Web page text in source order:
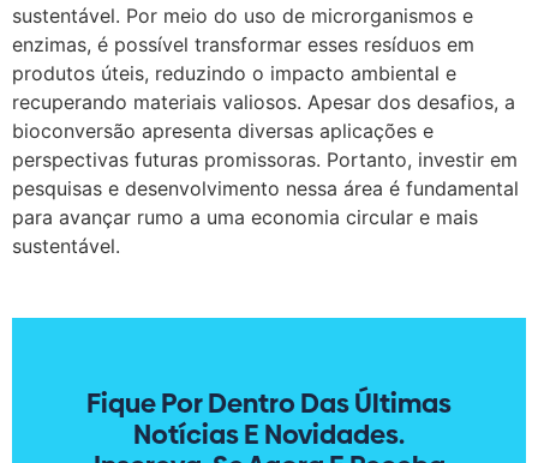
sustentável. Por meio do uso de microrganismos e
enzimas, é possível transformar esses resíduos em
produtos úteis, reduzindo o impacto ambiental e
recuperando materiais valiosos. Apesar dos desafios, a
bioconversão apresenta diversas aplicações e
perspectivas futuras promissoras. Portanto, investir em
pesquisas e desenvolvimento nessa área é fundamental
para avançar rumo a uma economia circular e mais
sustentável.
Fique Por Dentro Das Últimas
Notícias E Novidades.